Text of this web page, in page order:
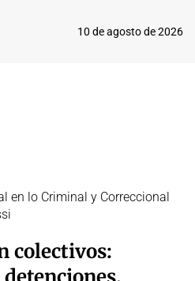
10 de agosto de 2026
en lo Criminal y Correccional
colectivos: